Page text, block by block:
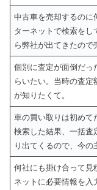
中古車を売却するのに
ターネットで検索をし
ら弊社が出てきたので
個別に査定が面倒だっ
らいたい。当時の査定
が知りたくて。
車の買い取りは初めて
検索した結果、一括査
り出てくるので、今の
何社にも掛け合って見
ネットに必要情報を入